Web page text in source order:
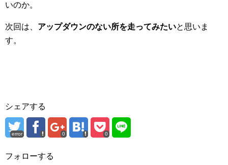
いのか。
次回は、 アップダウンのない所を走ってみたいと思いま
す。
シェアする
error 0 0
フォローする